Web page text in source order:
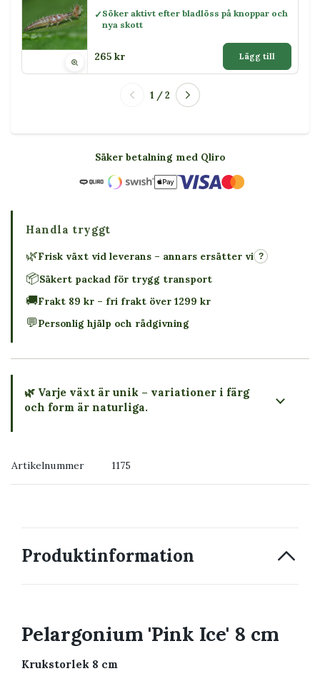
Söker aktivt efter bladlöss på knoppar och
nya skott
265 kr Lägg till
1 / 2
Säker betalning med Qliro
Handla tryggt
🌿Frisk växt vid leverans – annars ersätter vi ?
📦Säkert packad för trygg transport
🚚Frakt 89 kr – fri frakt över 1299 kr
💬Personlig hjälp och rådgivning
🌿 Varje växt är unik – variationer i färg
och form är naturliga.
Artikelnummer 1175
Produktinformation
Pelargonium 'Pink Ice' 8 cm
Krukstorlek 8 cm